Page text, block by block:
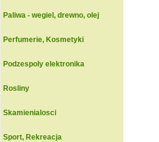
Paliwa - wegiel, drewno, olej
Perfumerie, Kosmetyki
Podzespoly elektronika
Rosliny
Skamienialosci
Sport, Rekreacja